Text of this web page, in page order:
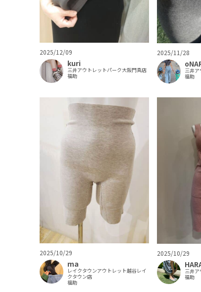
2025/12/09
kuri
三井アウトレットパーク大阪門真店
福助
2025/11/28
三井
福助
2025/10/29
ma
レイクタウンアウトレット越谷レイ
クタウン店
福助
2025/10/29
三井
福助